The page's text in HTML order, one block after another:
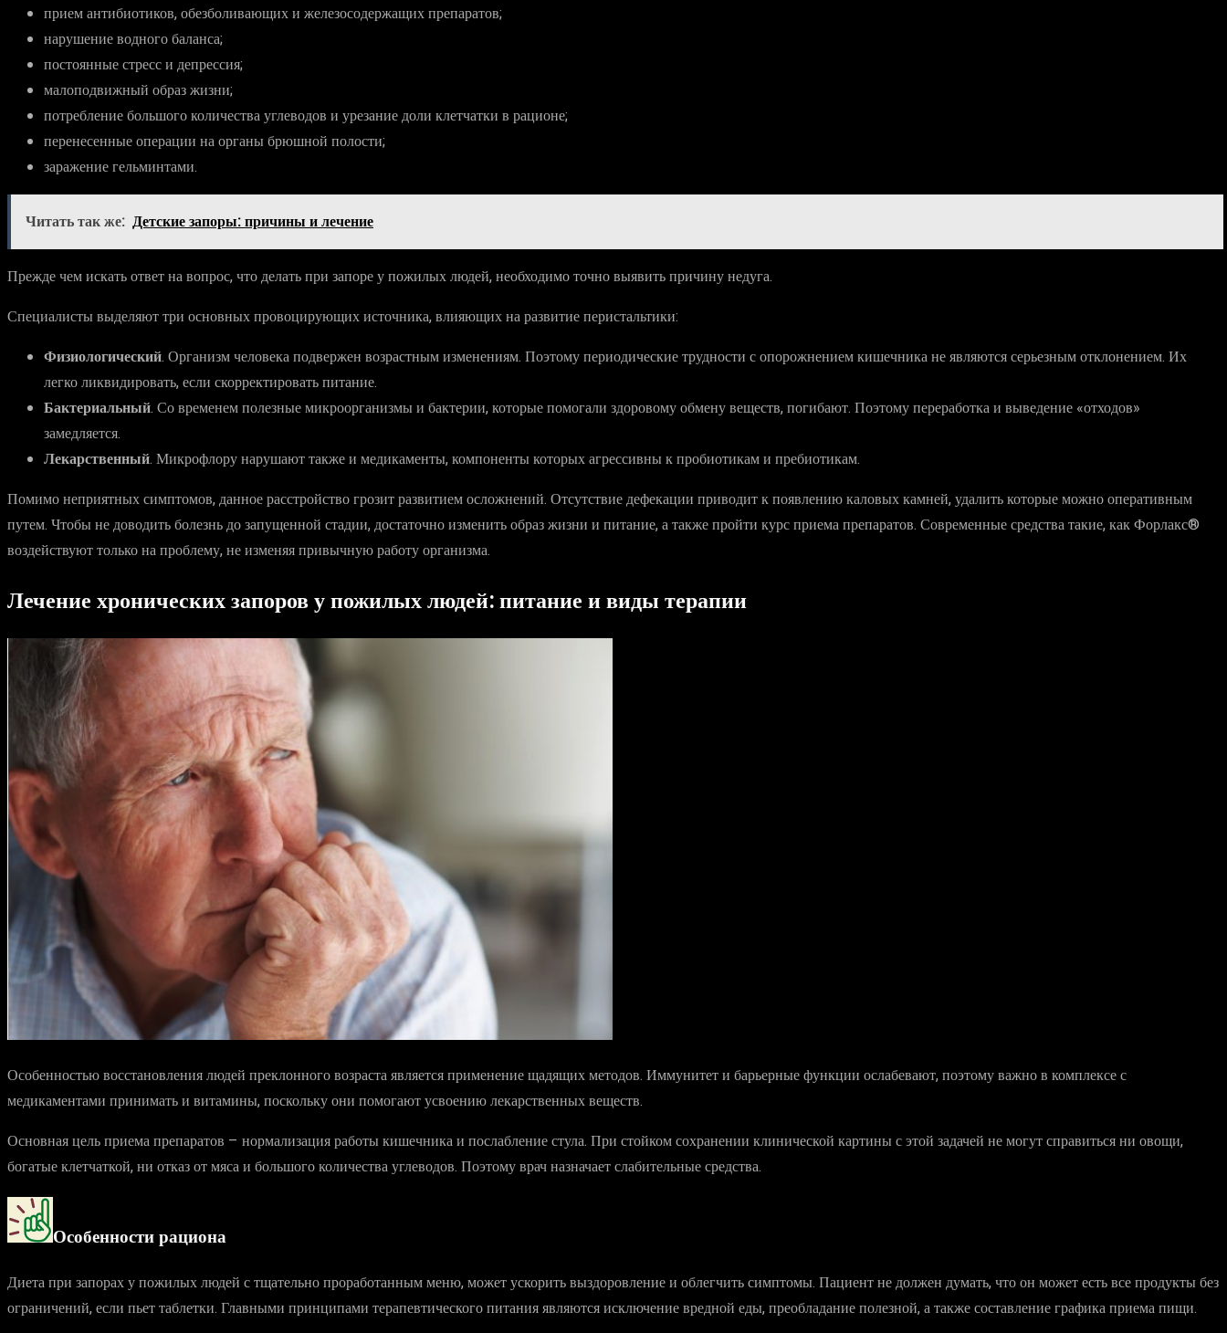
прием антибиотиков, обезболивающих и железосодержащих препаратов;
нарушение водного баланса;
постоянные стресс и депрессия;
малоподвижный образ жизни;
потребление большого количества углеводов и урезание доли клетчатки в рационе;
перенесенные операции на органы брюшной полости;
заражение гельминтами.
Читать так же: Детские запоры: причины и лечение
Прежде чем искать ответ на вопрос, что делать при запоре у пожилых людей, необходимо точно выявить причину недуга.
Специалисты выделяют три основных провоцирующих источника, влияющих на развитие перистальтики:
Физиологический. Организм человека подвержен возрастным изменениям. Поэтому периодические трудности с опорожнением кишечника не являются серьезным отклонением. Их
легко ликвидировать, если скорректировать питание.
Бактериальный. Со временем полезные микроорганизмы и бактерии, которые помогали здоровому обмену веществ, погибают. Поэтому переработка и выведение «отходов»
замедляется.
Лекарственный. Микрофлору нарушают также и медикаменты, компоненты которых агрессивны к пробиотикам и пребиотикам.
Помимо неприятных симптомов, данное расстройство грозит развитием осложнений. Отсутствие дефекации приводит к появлению каловых камней, удалить которые можно оперативным
путем. Чтобы не доводить болезнь до запущенной стадии, достаточно изменить образ жизни и питание, а также пройти курс приема препаратов. Современные средства такие, как Форлакс®
воздействуют только на проблему, не изменяя привычную работу организма.
Лечение хронических запоров у пожилых людей: питание и виды терапии
Особенностью восстановления людей преклонного возраста является применение щадящих методов. Иммунитет и барьерные функции ослабевают, поэтому важно в комплексе с
медикаментами принимать и витамины, поскольку они помогают усвоению лекарственных веществ.
Основная цель приема препаратов – нормализация работы кишечника и послабление стула. При стойком сохранении клинической картины с этой задачей не могут справиться ни овощи,
богатые клетчаткой, ни отказ от мяса и большого количества углеводов. Поэтому врач назначает слабительные средства.
Особенности рациона
Диета при запорах у пожилых людей с тщательно проработанным меню, может ускорить выздоровление и облегчить симптомы. Пациент не должен думать, что он может есть все продукты без
ограничений, если пьет таблетки. Главными принципами терапевтического питания являются исключение вредной еды, преобладание полезной, а также составление графика приема пищи.